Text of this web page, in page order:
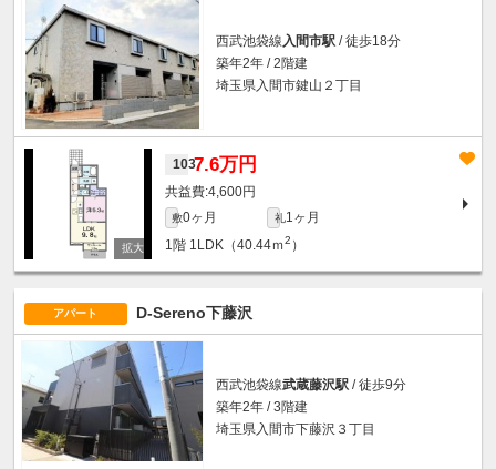
西武池袋線 入間市駅 / 徒歩18分
築年2年 / 2階建
埼玉県入間市鍵山２丁目
1037.6万円
4,600円
敷0ヶ月 礼1ヶ月
1階 1LDK（40.44ｍ2 ）
アパート D-Sereno下藤沢
西武池袋線武蔵藤沢駅 / 徒歩9分
築年2年 / 3階建
埼玉県入間市下藤沢３丁目